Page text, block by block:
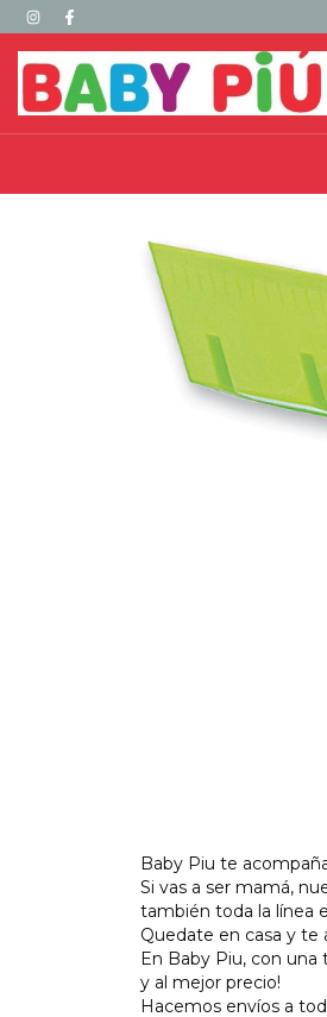
Baby Piu te
Si vas a ser mamá,
también toda la línea
Quedate en casa y te
En Baby Piu, con
y al mejor precio!
Hacemos envíos a